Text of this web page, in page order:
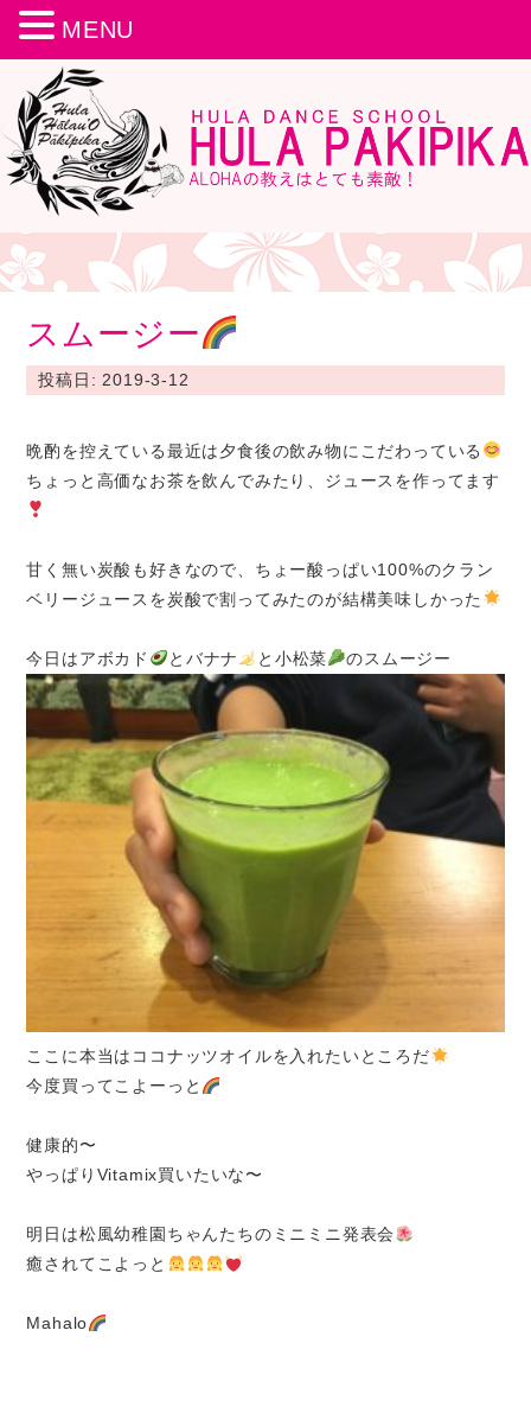
スムージー
投稿日: 2019-3-12
晩酌を控えている最近は夕食後の飲み物にこだわっている
ちょっと高価なお茶を飲んでみたり、ジュースを作ってます
甘く無い炭酸も好きなので、ちょー酸っぱい100%のクラン
ベリージュースを炭酸で割ってみたのが結構美味しかった
今日はアボカド とバナナ と小松菜 のスムージー
ここに本当はココナッツオイルを入れたいところだ
今度買ってこよーっと
健康的〜
やっぱりVitamix買いたいな〜
明日は松風幼稚園ちゃんたちのミニミニ発表会
癒されてこよっと
Mahalo
MENU